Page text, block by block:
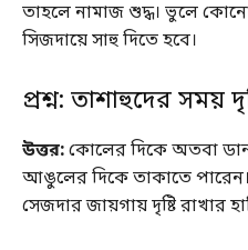
তাহলে নামাজ শুদ্ধ। ভুলে
সিজদায়ে সাহু দিতে হবে।
প্রশ্ন: তাশাহুদের সময়
উত্তর:কোলের দিকে অতবা ডান
আঙুলের দিকে তাকাতে
সেজদার জায়গায় দৃষ্টি রাখার